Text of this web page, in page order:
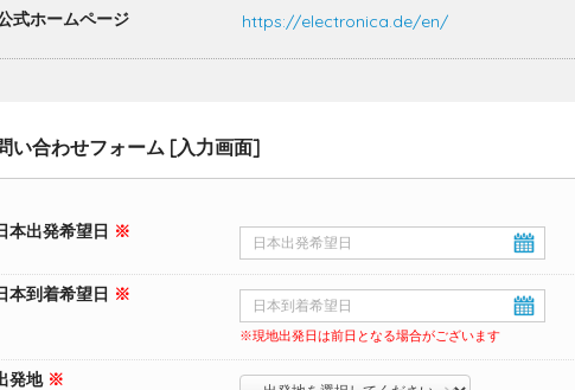
式ホームページ https://electronica.de/en/
い合わせフォーム [入力画面]
本出発希望日 ※
本到着希望日 ※
※現地出発日は前日となる場合がございます
発地 ※